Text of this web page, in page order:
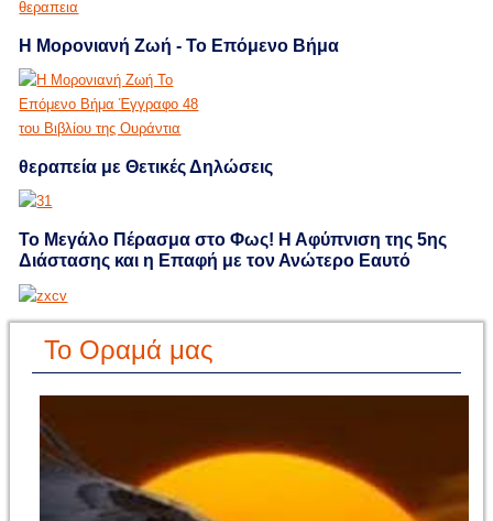
Η Μορονιανή Ζωή - Το Επόμενο Βήμα
θεραπεία με Θετικές Δηλώσεις
Το Μεγάλο Πέρασμα στο Φως! Η Αφύπνιση της 5ης
Διάστασης και η Επαφή με τον Ανώτερο Εαυτό
Το Οραμά μας